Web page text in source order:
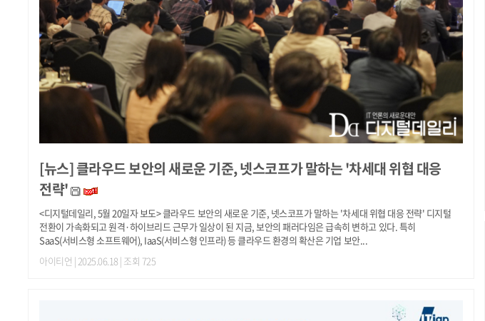
[뉴스]클라우드 보안의 새로운 기준, 넷스코프가 말하는 '차세대 위협 대응
전략'
<디지털데일리, 5월 20일자 보도> 클라우드 보안의 새로운 기준, 넷스코프가 말하는 '차세대 위협 대응 전략' 디지털
전환이 가속화되고 원격·하이브리드 근무가 일상이 된 지금, 보안의 패러다임은 급속히 변하고 있다. 특히
SaaS(서비스형 소프트웨어), IaaS(서비스형 인프라) 등 클라우드 환경의 확산은 기업 보안...
아이티언 | 2025.06.18 | 조회 725